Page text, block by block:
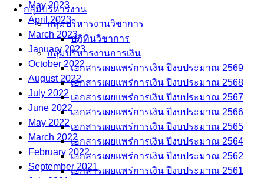
กลุ่มบริหารงาน
กลุ่มบริหารงานวิชาการ
ปฏิทินวิชาการ
กลุ่มบริหารงานการเงิน
เอกสารเผยแพร่การเงิน ปีงบประมาณ 2569
เอกสารเผยแพร่การเงิน ปีงบประมาณ 2568
เอกสารเผยแพร่การเงิน ปีงบประมาณ 2567
เอกสารเผยแพร่การเงิน ปีงบประมาณ 2566
เอกสารเผยแพร่การเงิน ปีงบประมาณ 2565
เอกสารเผยแพร่การเงิน ปีงบประมาณ 2564
เอกสารเผยแพร่การเงิน ปีงบประมาณ 2562
เอกสารเผยแพร่การเงิน ปีงบประมาณ 2561
May 2023
April 2023
March 2023
January 2023
October 2022
August 2022
July 2022
June 2022
May 2022
March 2022
February 2022
September 2021